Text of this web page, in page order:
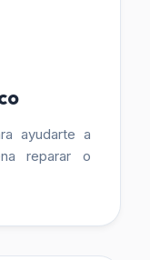
ayudarte a
reparar o